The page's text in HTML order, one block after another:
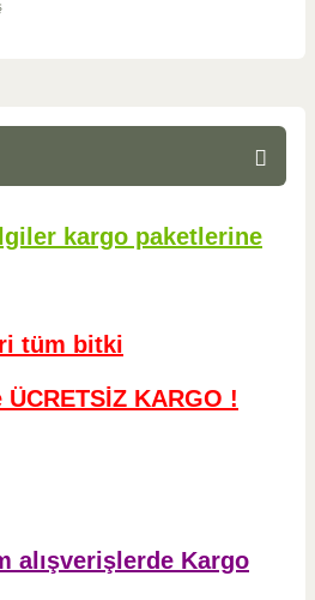
kargo paketlerine
tüm bitki
KARGO !
alışverişlerde Kargo